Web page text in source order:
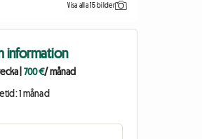
Visa alla 15 bilder
information
700 €/ månad
1 månad